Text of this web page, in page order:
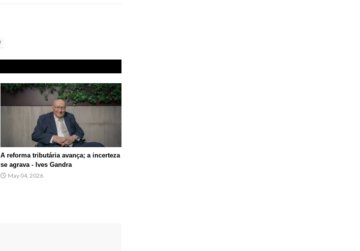
A reforma tributária avança; a incerteza
se agrava - Ives Gandra
May 04, 2026